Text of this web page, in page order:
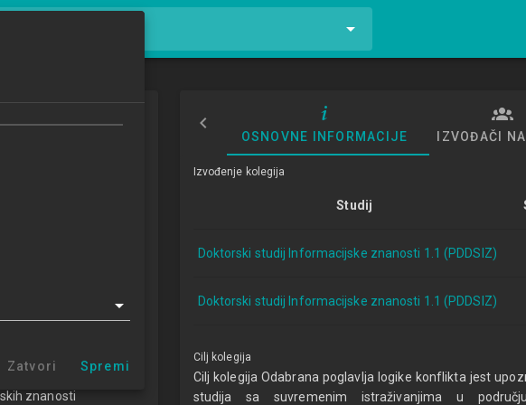
logike
znanosti 1.1
primijenjene osnove
znanosti
OSNOVNE INFORMACIJE IZVOĐAČI
Izvođenje kolegija
Studij
Doktorski studij Informacijske znanosti 1.1 (PDDSIZ)
Doktorski studij Informacijske znanosti 1.1 (PDDSIZ)
Cilj kolegija
Cilj kolegija Odabrana poglavlja logike konflikta jest
studija sa suvremenim istraživanjima u
Zatvori Spremi